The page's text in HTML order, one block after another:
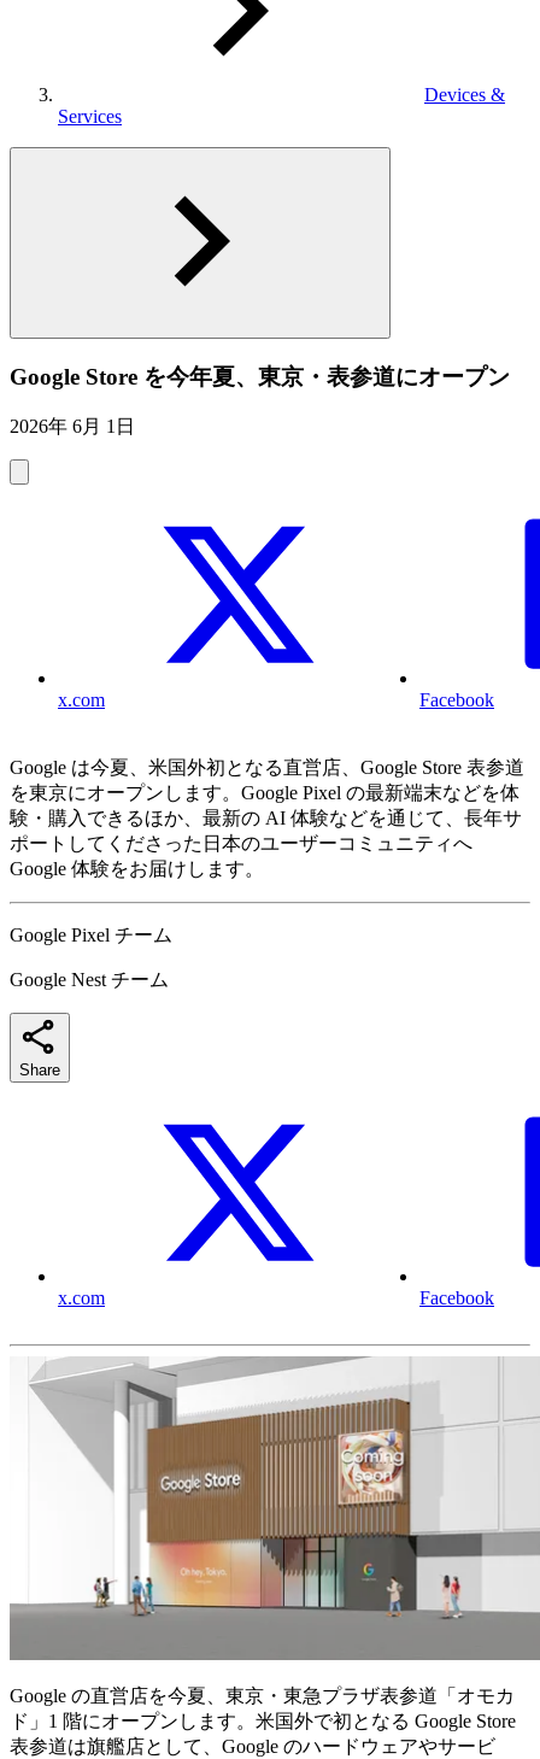
Devices &
Services
Google Store を今年夏、東京・表参道にオープン
2026年 6月 1日
x.com Facebook
Google は今夏、米国外初となる直営店、Google Store 表参道
を東京にオープンします。Google Pixel の最新端末などを体
験・購入できるほか、最新の AI 体験などを通じて、長年サ
ポートしてくださった日本のユーザーコミュニティへ
Google 体験をお届けします。
Google Pixel チーム
Google Nest チーム
Share
x.com Facebook
Google の直営店を今夏、東京・東急プラザ表参道「オモカ
ド」1 階にオープンします。米国外で初となる Google Store
表参道は旗艦店として、Google のハードウェアやサービ